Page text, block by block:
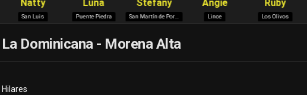
Dominicana - Morena Alta
Hilares